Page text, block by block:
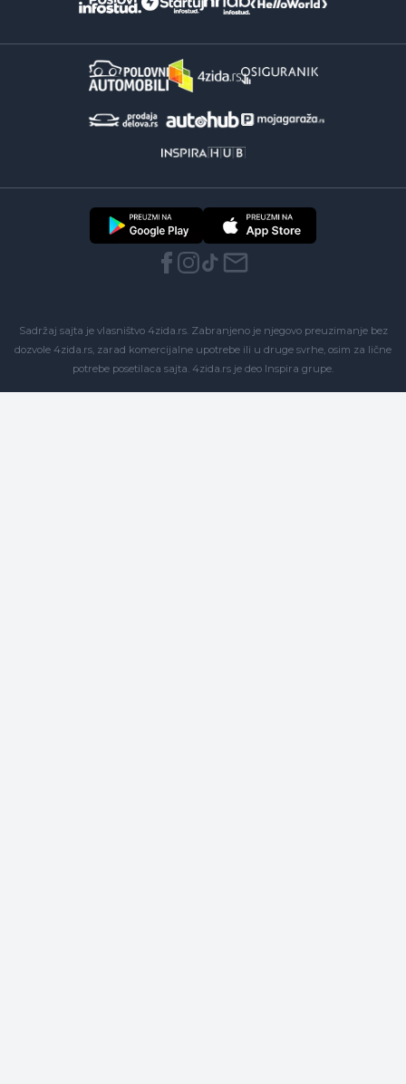
Sadržaj sajta je vlasništvo 4zida.rs. Zabranjeno je njegovo preuzimanje bez
dozvole 4zida.rs, zarad komercijalne upotrebe ili u druge svrhe, osim za lične
potrebe posetilaca sajta. 4zida.rs je deo Inspira grupe.